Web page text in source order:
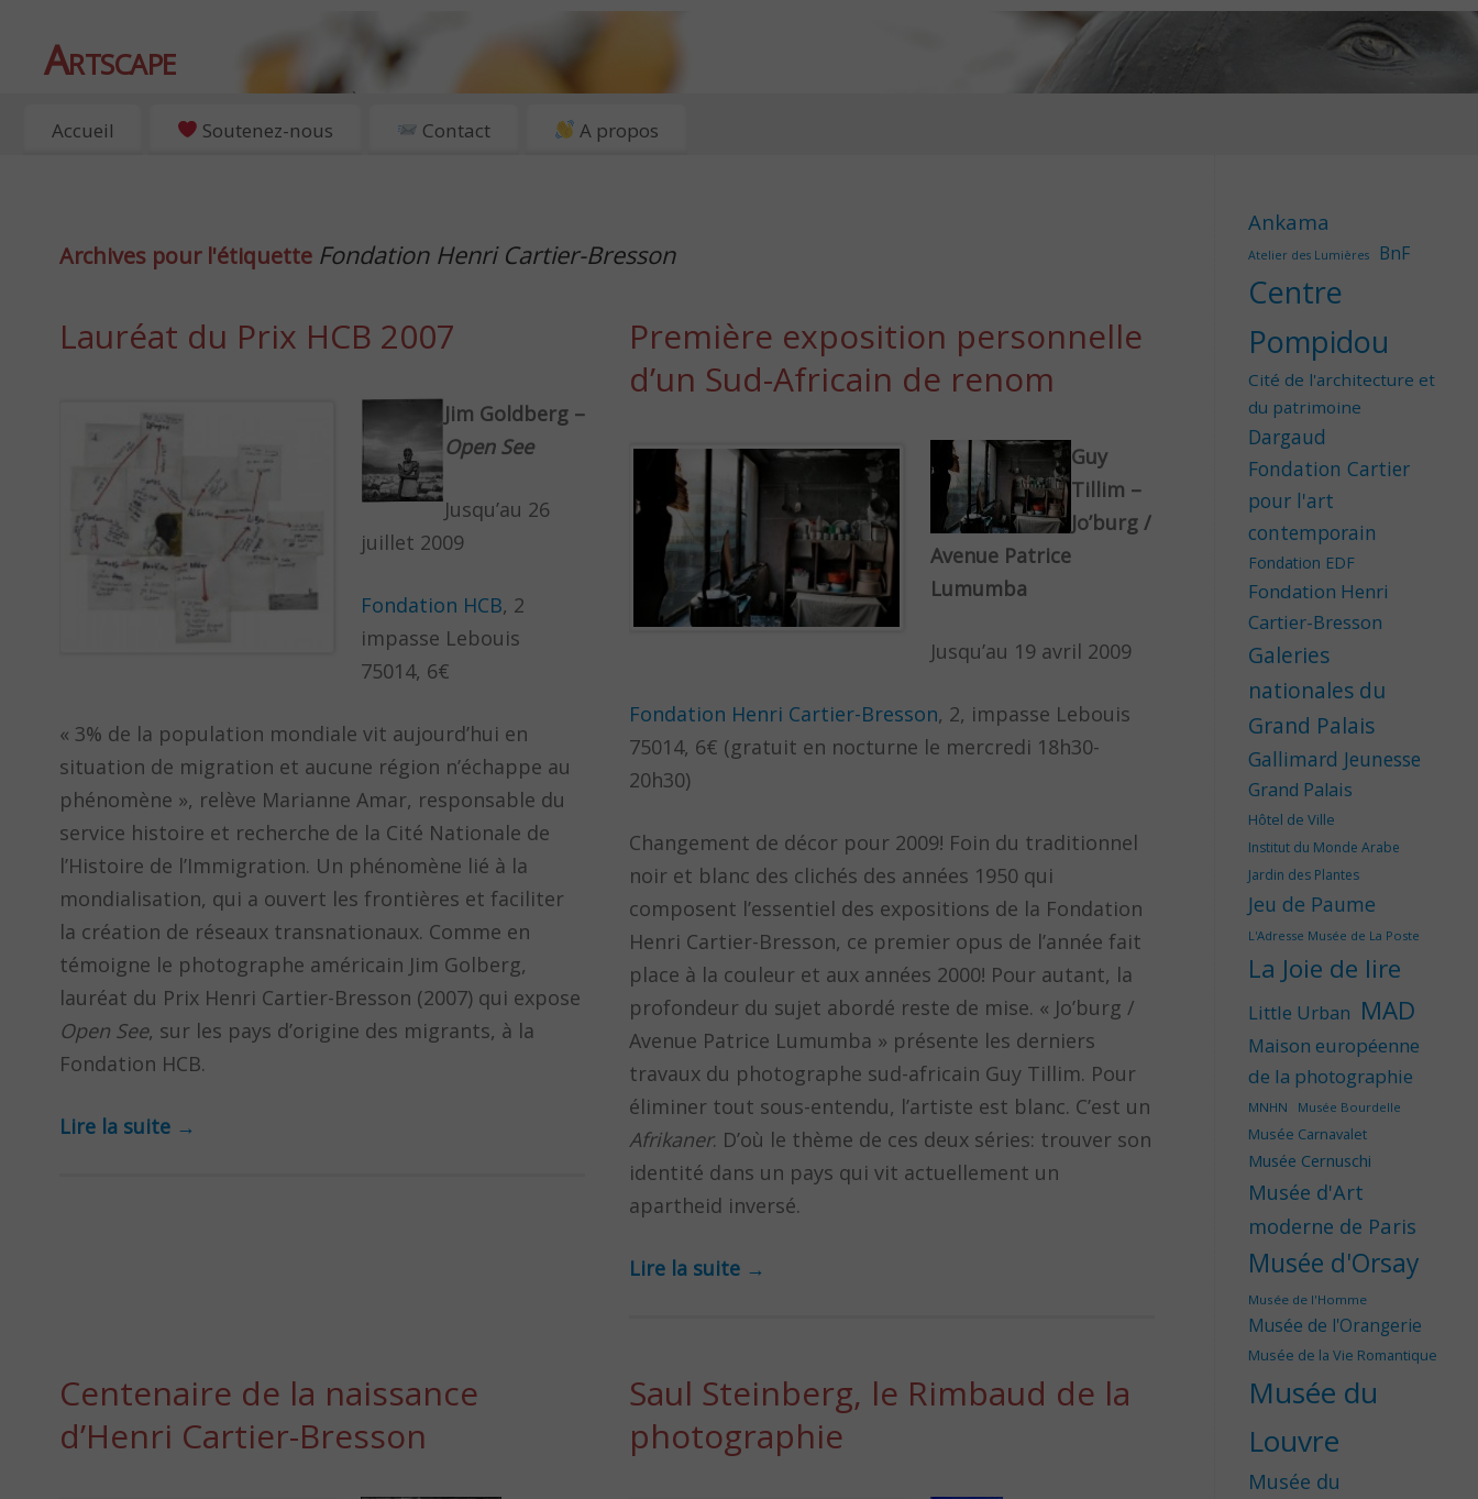
Artscape
EXPOSITIONS, ART ET CULTURE À PARIS
Accueil Soutenez-nous Contact A propos
Archives pour l'étiquette Fondation Henri Cartier-Bresson
Lauréat du Prix HCB 2007
Jim Goldberg –
Open See
Jusqu’au 26
juillet 2009
Fondation HCB, 2
impasse Lebouis
75014, 6€
« 3% de la population mondiale vit aujourd’hui en
situation de migration et aucune région n’échappe au
phénomène », relève Marianne Amar, responsable du
service histoire et recherche de la Cité Nationale de
l’Histoire de l’Immigration. Un phénomène lié à la
mondialisation, qui a ouvert les frontières et faciliter
la création de réseaux transnationaux. Comme en
témoigne le photographe américain Jim Golberg,
lauréat du Prix Henri Cartier-Bresson (2007) qui expose
Open See, sur les pays d’origine des migrants, à la
Fondation HCB.
Lire la suite →
Première exposition personnelle
d’un Sud-Africain de renom
Guy
Tillim –
Jo’burg /
Avenue Patrice
Lumumba
Jusqu’au 19 avril 2009
Fondation Henri Cartier-Bresson, 2, impasse Lebouis
75014, 6€ (gratuit en nocturne le mercredi 18h30-
20h30)
Changement de décor pour 2009! Foin du traditionnel
noir et blanc des clichés des années 1950 qui
composent l’essentiel des expositions de la Fondation
Henri Cartier-Bresson, ce premier opus de l’année fait
place à la couleur et aux années 2000! Pour autant, la
profondeur du sujet abordé reste de mise. « Jo’burg /
Avenue Patrice Lumumba » présente les derniers
travaux du photographe sud-africain Guy Tillim. Pour
éliminer tout sous-entendu, l’artiste est blanc. C’est un
Afrikaner. D’où le thème de ces deux séries: trouver son
identité dans un pays qui vit actuellement un
apartheid inversé.
Lire la suite →
Centenaire de la naissance
d’Henri Cartier-Bresson
Saul Steinberg, le Rimbaud de la
photographie
Ankama
Atelier des Lumières BnF
Centre
Pompidou
Cité de l'architecture et
du patrimoine
Dargaud
Fondation Cartier
pour l'art
contemporain
Fondation EDF
Fondation Henri
Cartier-Bresson
Galeries
nationales du
Grand Palais
Gallimard Jeunesse
Grand Palais
Hôtel de Ville
Institut du Monde Arabe
Jardin des Plantes
Jeu de Paume
L'Adresse Musée de La Poste
La Joie de lire
Little Urban MAD
Maison européenne
de la photographie
MNHN Musée Bourdelle
Musée Carnavalet
Musée Cernuschi
Musée d'Art
moderne de Paris
Musée d'Orsay
Musée de l'Homme
Musée de l'Orangerie
Musée de la Vie Romantique
Musée du
Louvre
Musée du